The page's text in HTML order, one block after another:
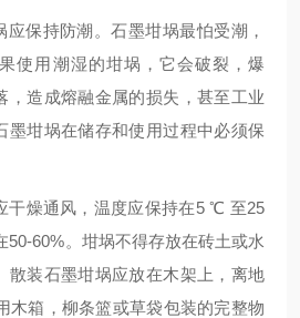
持防潮。石墨坩埚最怕受潮，
使用潮湿的坩埚，它会破裂，爆
，造成熔融金属的损失，甚至工业
墨坩埚在储存和使用过程中必须保
干燥通风，温度应保持在5 ℃ 至25
60%。坩埚不得存放在砖土或水
散装石墨坩埚应放在木架上，离地
木箱，柳条篮或草袋包装的完整物